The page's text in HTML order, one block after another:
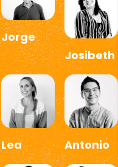
Jorge
Josibeth
Lea Antonio